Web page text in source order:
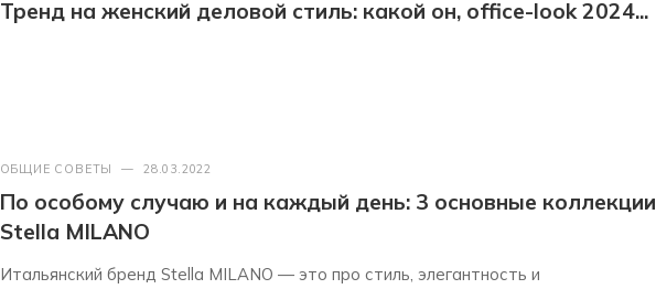
Тренд на женский деловой стиль: какой он, office-look 2024...
ОБЩИЕ СОВЕТЫ — 28.03.2022
По особому случаю и на каждый день: 3 основные коллекции
Stella MILANO
Итальянский бренд Stella MILANO — это про стиль, элегантность и